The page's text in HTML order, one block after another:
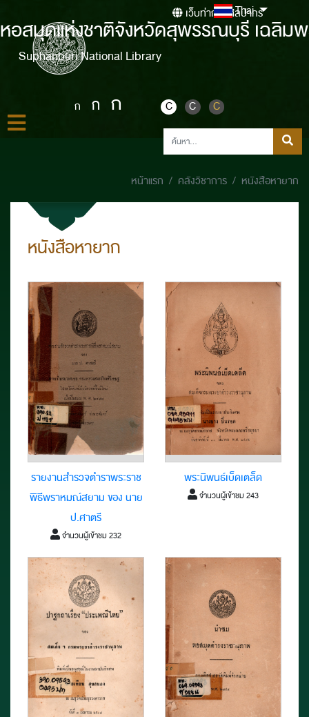
หอสมุดแห่งชาติจังหวัดสุพรรณบุรี เฉลิมพ
Suphanburi National Library
เว็บท่ากรมศิลปากร
Thai
ก ก ก C C C
หน้าแรก คลังวิชาการ หนังสือหายาก
หนังสือหายาก
รายงานสำรวจตำราพระราช
พิธีพราหมณ์สยาม ของ นาย
ป.ศาตรี
จำนวนผู้เข้าชม 232
พระนิพนธ์เบ็ดเตล็ด
จำนวนผู้เข้าชม 243